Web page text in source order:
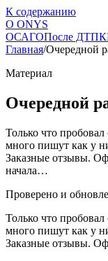
К содержанию
О ONYS
ОСАГОПосле ДТП
Главная/Очередной
Материал
Очередной
Только что
много пишут как у
Заказные отзывы.
начала…
Проверено и
Только что
много пишут как у
Заказные отзывы.